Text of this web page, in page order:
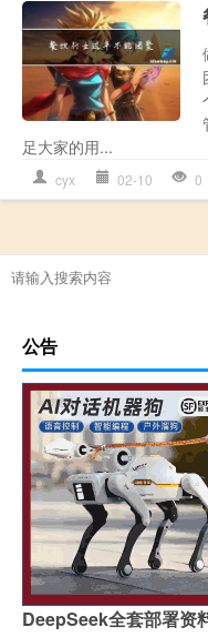
足大家的用...
cyx 02-10 0
公告
DeepSeek全套部署资